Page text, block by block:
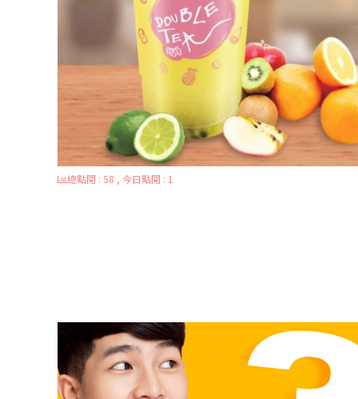
總點閱 : 58 , 今日點閱 : 1